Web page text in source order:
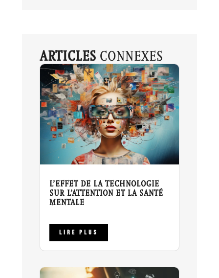
ARTICLES CONNEXES
L’EFFET DE LA TECHNOLOGIE
SUR L’ATTENTION ET LA SANTÉ
MENTALE
LIRE PLUS